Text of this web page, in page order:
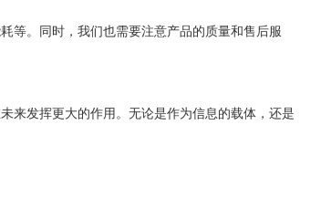
等。同时，我们也需要注意产品的质量和售后服
来发挥更大的作用。无论是作为信息的载体，还是